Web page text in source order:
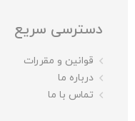
دسترسی سریع
قوانین و مقررات
درباره ما
تماس با ما